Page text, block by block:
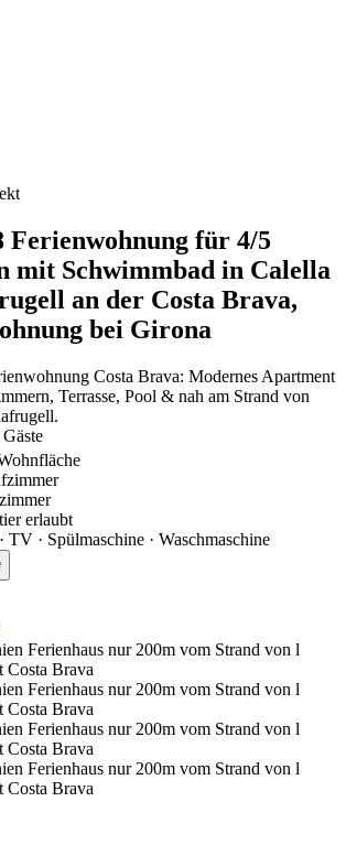
Ferienwohnung für 4/5
mit Schwimmbad in Calella
an der Costa Brava,
bei Girona
Costa Brava: Modernes Apartment
Terrasse, Pool & nah am Strand von
erlaubt
TV · Spülmaschine · Waschmaschine